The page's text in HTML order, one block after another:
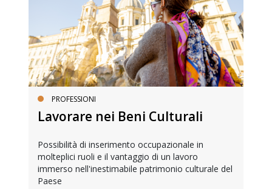
PROFESSIONI
Lavorare nei Beni Culturali
Possibilità di inserimento occupazionale in
molteplici ruoli e il vantaggio di un lavoro
immerso nell'inestimabile patrimonio culturale del
Paese